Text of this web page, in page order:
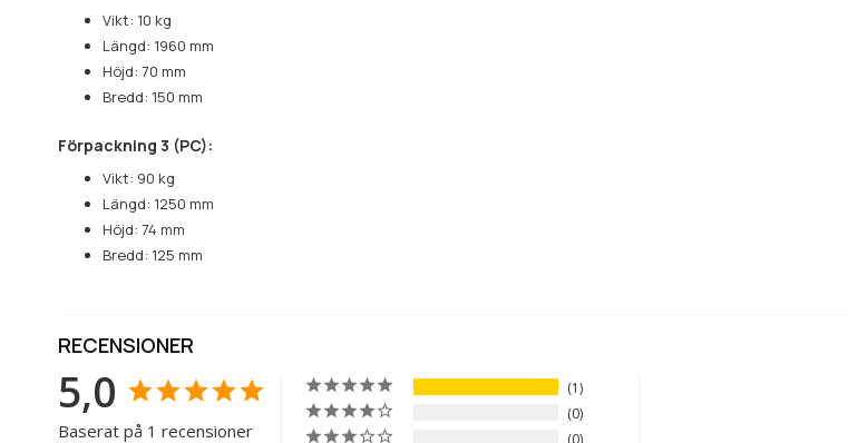
Vikt: 10 kg
Längd: 1960 mm
Höjd: 70 mm
Bredd: 150 mm
Förpackning 3 (PC):
Vikt: 90 kg
Längd: 1250 mm
Höjd: 74 mm
Bredd: 125 mm
RECENSIONER
5,0
Baserat på 1 recensioner
1
0